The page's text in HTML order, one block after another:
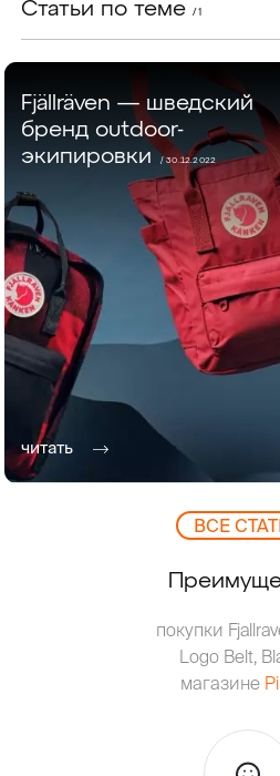
Статьи по теме / 1
Fjällräven — шведский
бренд outdoor-
экипировки / 30.12.2022
читать
ВCЕ
покупки
Logo Belt,
магазине